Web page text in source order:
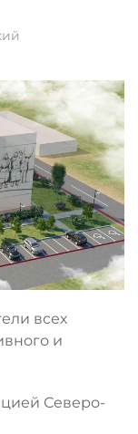
всех
и
Северо-